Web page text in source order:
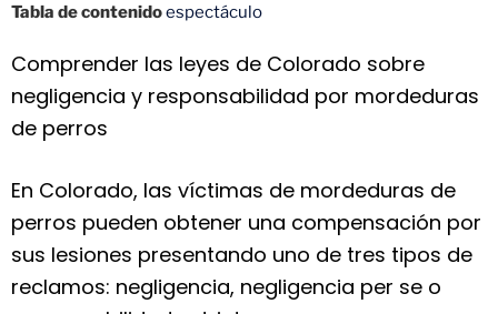
Tabla de contenidoespectáculo
Comprender las leyes de Colorado sobre
negligencia y responsabilidad por mordeduras
de perros
En Colorado, las víctimas de mordeduras de
perros pueden obtener una compensación por
sus lesiones presentando uno de tres tipos de
reclamos: negligencia, negligencia per se o